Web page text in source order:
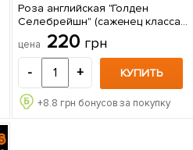
Роза английская "Голден
Селебрейшн" (саженец класса
цена 220 грн
- + КУПИТЬ
+8.8 грн бонусов за покупку